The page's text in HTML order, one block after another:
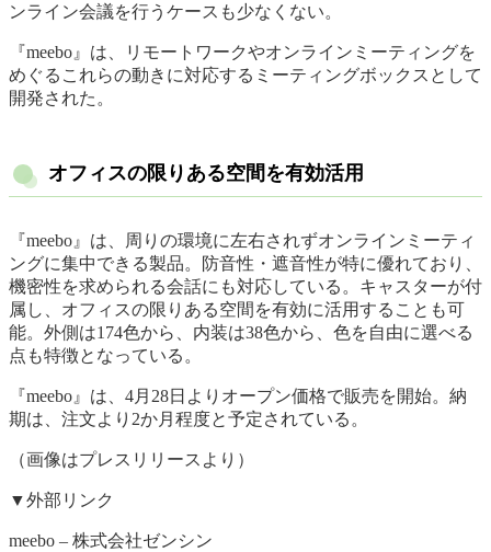
ンライン会議を行うケースも少なくない。
『meebo』は、リモートワークやオンラインミーティングを
めぐるこれらの動きに対応するミーティングボックスとして
開発された。
オフィスの限りある空間を有効活用
『meebo』は、周りの環境に左右されずオンラインミーティ
ングに集中できる製品。防音性・遮音性が特に優れており、
機密性を求められる会話にも対応している。キャスターが付
属し、オフィスの限りある空間を有効に活用することも可
能。外側は174色から、内装は38色から、色を自由に選べる
点も特徴となっている。
『meebo』は、4月28日よりオープン価格で販売を開始。納
期は、注文より2か月程度と予定されている。
（画像はプレスリリースより）
▼外部リンク
meebo – 株式会社ゼンシン